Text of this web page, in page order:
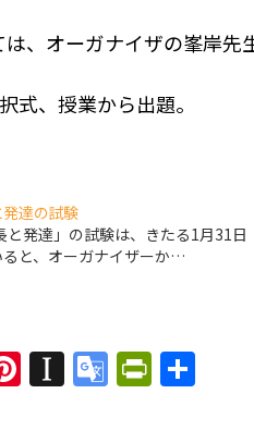
、オーガナイザの峯岸
式、授業から出題。
達の試験
発達」の試験は、きたる1月31日
ると、オーガナイザーか…
Pinterest
Instapaper
Google